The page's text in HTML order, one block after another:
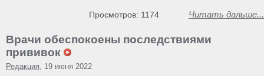
Читать дальше...
Просмотров: 1174
Врачи обеспокоены последствиями
прививок
Редакция, 19 июня 2022